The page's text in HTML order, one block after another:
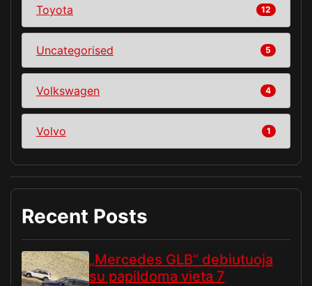
Toyota 12
Uncategorised 5
Volkswagen 4
Volvo 1
Recent Posts
„Mercedes GLB“ debiutuoja
su papildoma vieta 7